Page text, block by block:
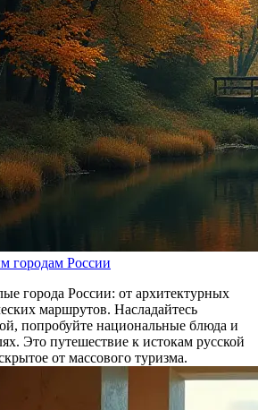
городам России
города России: от архитектурных
маршрутов. Насладайтесь
попробуйте национальные блюда и
Это путешествие к истокам русской
от массового туризма.